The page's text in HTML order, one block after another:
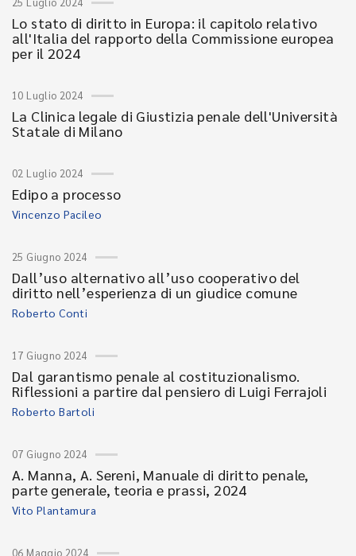
Lo stato di diritto in Europa: il capitolo relativo
all'Italia del rapporto della Commissione europea
per il 2024
10 Luglio 2024
La Clinica legale di Giustizia penale dell'Università
Statale di Milano
02 Luglio 2024
Edipo a processo
Vincenzo Pacileo
25 Giugno 2024
Dall’uso alternativo all’uso cooperativo del
diritto nell’esperienza di un giudice comune
Roberto Conti
17 Giugno 2024
Dal garantismo penale al costituzionalismo.
Riflessioni a partire dal pensiero di Luigi Ferrajoli
Roberto Bartoli
07 Giugno 2024
A. Manna, A. Sereni, Manuale di diritto penale,
parte generale, teoria e prassi, 2024
Vito Plantamura
06 Maggio 2024